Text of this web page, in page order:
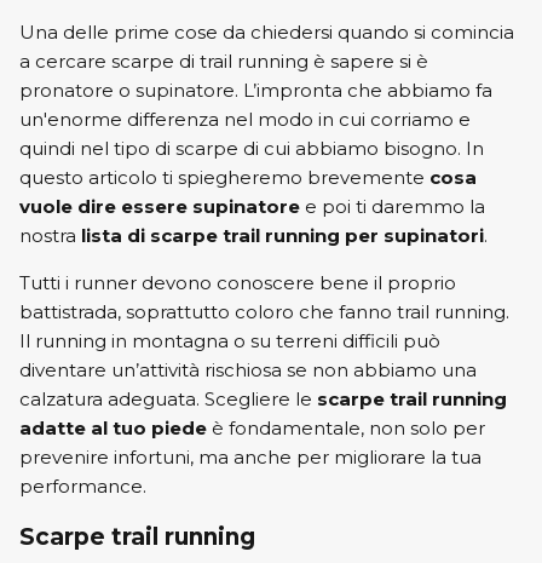
New Balance
ON
Saucony
ON
Saucony
Una delle prime cose da chiedersi quando si comincia
a cercare scarpe di trail running è sapere si è
pronatore o supinatore. L’impronta che abbiamo fa
un'enorme differenza nel modo in cui corriamo e
quindi nel tipo di scarpe di cui abbiamo bisogno. In
questo articolo ti spiegheremo brevemente cosa
vuole dire essere supinatore e poi ti daremmo la
nostra lista di scarpe trail running per supinatori.
Tutti i runner devono conoscere bene il proprio
battistrada, soprattutto coloro che fanno trail running.
Il running in montagna o su terreni difficili può
diventare un’attività rischiosa se non abbiamo una
calzatura adeguata. Scegliere le scarpe trail running
adatte al tuo piede è fondamentale, non solo per
prevenire infortuni, ma anche per migliorare la tua
performance.
Scarpe trail running